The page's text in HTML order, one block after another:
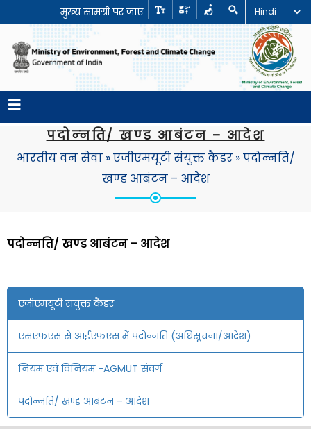
मुख्य सामग्री पर जाएं
पदोन्‍नति/ खण्‍ड आबंटन – आदेश
भारतीय वन सेवा»एजीएमयूटी संयुक्त कैडर»पदोन्‍नति/
खण्‍ड आबंटन – आदेश
एजीएमयूटी संयुक्त कैडर
एसएफएस से आईएफएस में पदोन्नति (अधिसूचना/आदेश)
नियम एवं विनियम -AGMUT संवर्ग
पदोन्‍नति/ खण्‍ड आबंटन – आदेश
पदोन्‍नति/ खण्‍ड आबंटन – आदेश